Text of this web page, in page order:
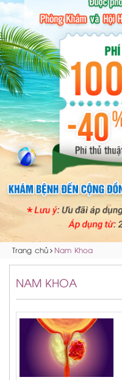
Trang chủ Nam Khoa
NAM KHOA